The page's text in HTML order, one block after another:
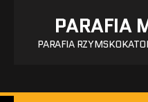
PARAFIA
PARAFIA